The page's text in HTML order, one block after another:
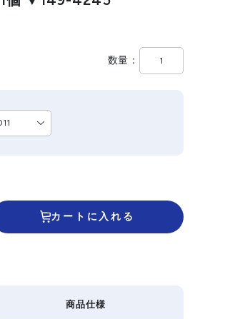
数量
カートに入れる
商品仕様